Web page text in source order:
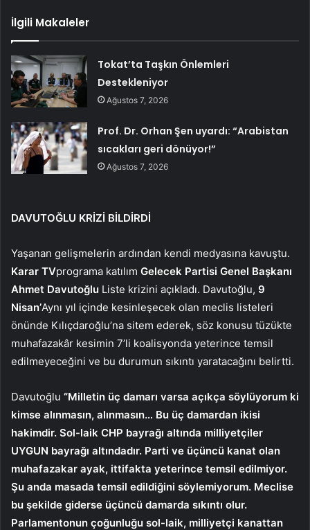
İlgili Makaleler
Tokat’ta Taşkın Önlemleri
Destekleniyor
Ağustos 7, 2026
Prof. Dr. Orhan Şen uyardı: “Arabistan
sıcakları geri dönüyor!”
Ağustos 7, 2026
DAVUTOĞLU KRİZİ BİLDİRDİ
Yaşanan gelişmelerin ardından kendi medyasına kavuştu.
Karar TVprograma katılım Gelecek Partisi Genel Başkanı
Ahmet Davutoğlu Liste krizini açıkladı. Davutoğlu, 9
Nisan’Aynı yıl içinde kesinleşecek olan meclis listeleri
önünde Kılıçdaroğlu’na sitem ederek, söz konusu tüzükte
muhafazakâr kesimin 7’li koalisyonda yeterince temsil
edilmeyeceğini ve bu durumun sıkıntı yaratacağını belirtti.
Davutoğlu “Milletin üç damarı varsa açıkça söylüyorum ki
kimse alınmasın, alınmasın… Bu üç damardan ikisi
hakimdir. Sol-laik CHP bayrağı altında milliyetçiler
UYGUN bayrağı altındadır. Parti ve üçüncü kanat olan
muhafazakar ayak, ittifakta yeterince temsil edilmiyor.
Şu anda masada temsil edildiğini söylemiyorum. Meclise
bu şekilde giderse üçüncü damarda sıkıntı olur.
Parlamentonun çoğunluğu sol-laik, milliyetçi kanattan